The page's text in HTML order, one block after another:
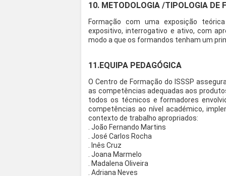
10. METODOLOGIA /TIPOLOGIA DE
Formação com uma exposição
expositivo, interrogativo e ativo, com
modo a que os formandos tenham um
11.EQUIPA PEDAGÓGICA
O Centro de Formação do ISSSP
as competências adequadas aos
todos os técnicos e formadores
competências ao nível académico,
contexto de trabalho apropriados:
. João Fernando Martins
. José Carlos Rocha
. Inês Cruz
. Joana Marmelo
. Madalena Oliveira
. Adriana Neves